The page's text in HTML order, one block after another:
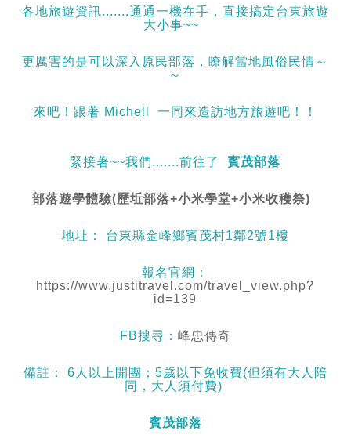
各地旅遊資訊.......通通一機在手，直接搞定台東旅遊
大小事~~
更厲害的是可以深入原民部落，瞭解當地風俗民情～
～
來吧！跟著 Michell 一同來造訪地方旅遊吧！！
緊接著~~我們.......前往了 賓茂部落
部落遊學體驗(歷坵部落+小米學堂+小米收穫祭)
地址： 台東縣金峰鄉賓茂村1鄰2號1樓
報名官網：
https://www.justitravel.com/travel_view.php?
id=139
FB搜尋： 峰忠傳奇
備註： 6人以上開團；5歲以下免收費(但須有大人陪
同，大人須付費)
賓茂部落